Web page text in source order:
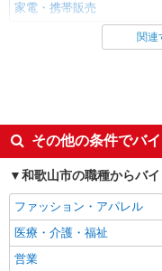
家電・携帯販売
同じ雇用形態から中松
即日勤務OK
Web面接OK
ミドル（40代～）活躍中
語学力を活かせる（英語以
ボーナス・賞与あり
日払い
関連
その他の条件でバ
和歌山市の職種からバ
ファッション・アパレル
医療・介護・福祉
営業